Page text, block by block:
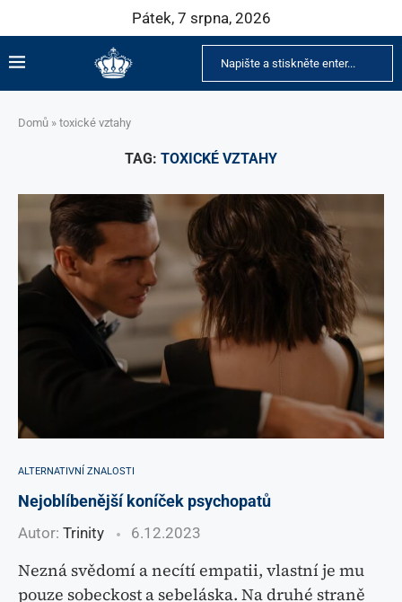
Pátek, 7 srpna, 2026
Domů » toxické vztahy
TAG: TOXICKÉ VZTAHY
ALTERNATIVNÍ ZNALOSTI
Nejoblíbenější koníček psychopatů
Autor: Trinity 6.12.2023
Nezná svědomí a necítí empatii, vlastní je mu
pouze sobeckost a sebeláska. Na druhé straně